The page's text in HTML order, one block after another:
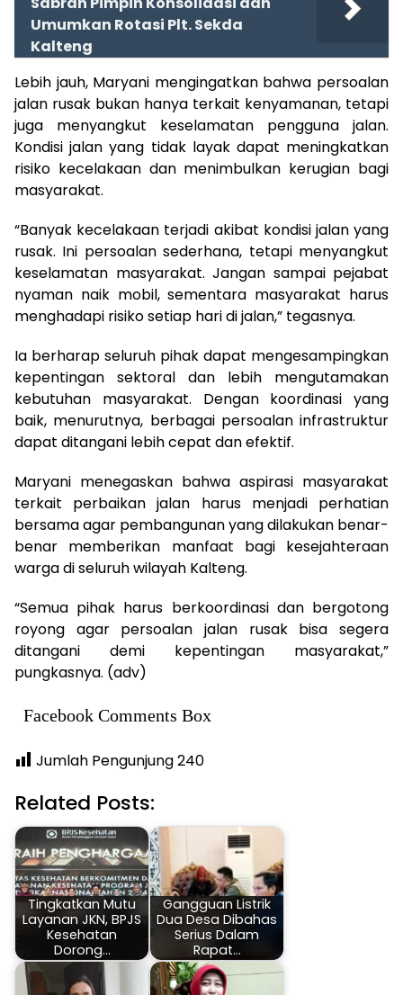
Umumkan Rotasi Plt. Sekda
Kalteng
Lebih jauh, Maryani mengingatkan bahwa persoalan
jalan rusak bukan hanya terkait kenyamanan, tetapi
juga menyangkut keselamatan pengguna jalan.
Kondisi jalan yang tidak layak dapat meningkatkan
risiko kecelakaan dan menimbulkan kerugian bagi
masyarakat.
“Banyak kecelakaan terjadi akibat kondisi jalan yang
rusak. Ini persoalan sederhana, tetapi menyangkut
keselamatan masyarakat. Jangan sampai pejabat
nyaman naik mobil, sementara masyarakat harus
menghadapi risiko setiap hari di jalan,” tegasnya.
Ia berharap seluruh pihak dapat mengesampingkan
kepentingan sektoral dan lebih mengutamakan
kebutuhan masyarakat. Dengan koordinasi yang
baik, menurutnya, berbagai persoalan infrastruktur
dapat ditangani lebih cepat dan efektif.
Maryani menegaskan bahwa aspirasi masyarakat
terkait perbaikan jalan harus menjadi perhatian
bersama agar pembangunan yang dilakukan benar-
benar memberikan manfaat bagi kesejahteraan
warga di seluruh wilayah Kalteng.
“Semua pihak harus berkoordinasi dan bergotong
royong agar persoalan jalan rusak bisa segera
ditangani demi kepentingan masyarakat,”
pungkasnya. (adv)
Facebook Comments Box
Jumlah Pengunjung240
Related Posts:
Tingkatkan Mutu
Layanan JKN, BPJS
Kesehatan
Dorong…
Gangguan Listrik
Dua Desa Dibahas
Serius Dalam
Rapat…